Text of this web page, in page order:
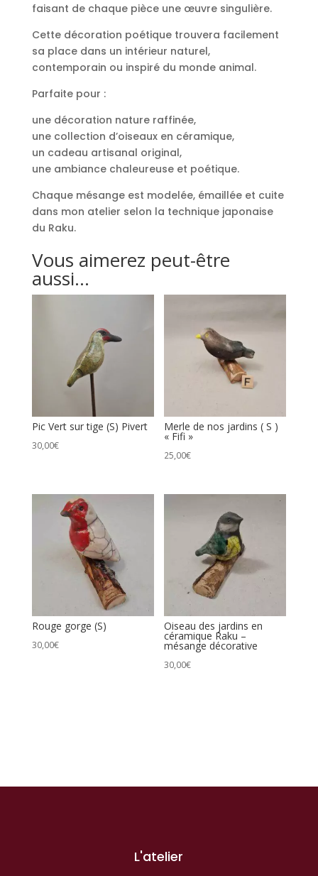
faisant de chaque pièce une œuvre singulière.
Cette décoration poétique trouvera facilement
sa place dans un intérieur naturel,
contemporain ou inspiré du monde animal.
Parfaite pour :
une décoration nature raffinée,
une collection d’oiseaux en céramique,
un cadeau artisanal original,
une ambiance chaleureuse et poétique.
Chaque mésange est modelée, émaillée et cuite
dans mon atelier selon la technique japonaise
du Raku.
Vous aimerez peut-être
aussi…
Pic Vert sur tige (S) Pivert
30,00€
Merle de nos jardins ( S )
« Fifi »
25,00€
Rouge gorge (S)
30,00€
Oiseau des jardins en
céramique Raku –
mésange décorative
30,00€
L'atelier